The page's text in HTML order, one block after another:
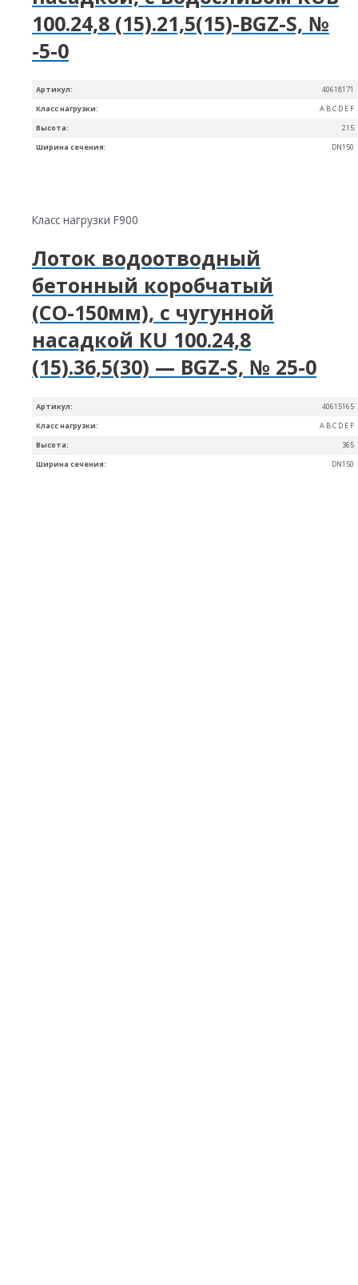
Артикул: 40618171
Ширина сечения: DN150
Высота: 215
Класс нагрузки: A B C D E F
100.24,8 (15).21,5(15)-BGZ-S, №
-5-0
Артикул: 40615165
Ширина сечения: DN150
Высота: 365
Класс нагрузки: A B C D E F
Класс нагрузки F900
Лоток водоотводный
бетонный коробчатый
(СО-150мм), с чугунной
насадкой КU 100.24,8
(15).36,5(30) — BGZ-S, № 25-0